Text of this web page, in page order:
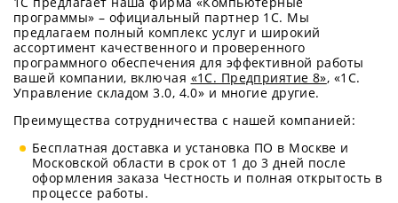
программы» – официальный партнер 1С. Мы
предлагаем полный комплекс услуг и широкий
ассортимент качественного и проверенного
программного обеспечения для эффективной работы
вашей компании, включая «1С. Предприятие 8», «1С.
Управление складом 3.0, 4.0» и многие другие.
Преимущества сотрудничества с нашей компанией:
Бесплатная доставка и установка ПО в Москве и
Московской области в срок от 1 до 3 дней после
оформления заказа Честность и полная открытость в
процессе работы.